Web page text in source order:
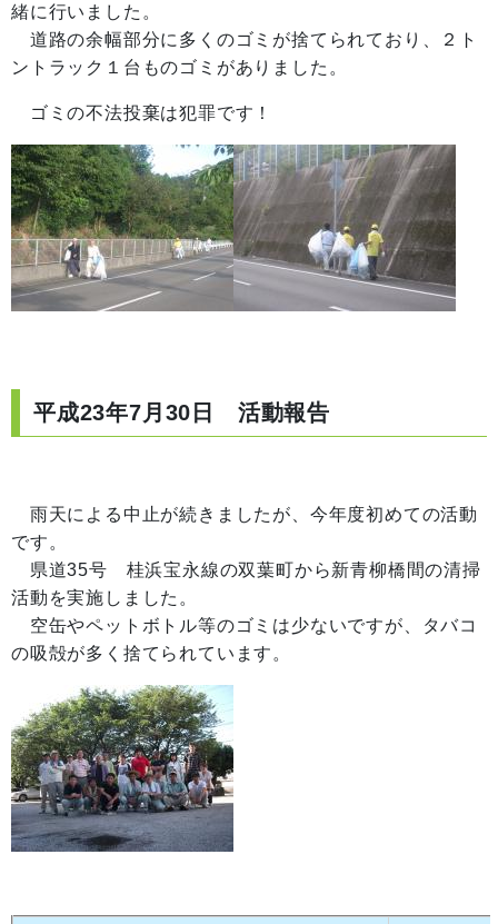
緒に行いました。
道路の余幅部分に多くのゴミが捨てられており、２ト
ントラック１台ものゴミがありました。
ゴミの不法投棄は犯罪です！
平成23年7月30日 活動報告
雨天による中止が続きましたが、今年度初めての活動
です。
県道35号 桂浜宝永線の双葉町から新青柳橋間の清掃
活動を実施しました。
空缶やペットボトル等のゴミは少ないですが、タバコ
の吸殻が多く捨てられています。